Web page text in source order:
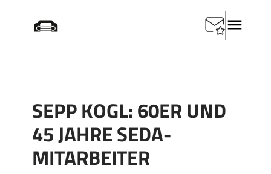
Startseite
Sepp Kogl: 60er und 45 Jahre
SEDA-Mitarbeiter
SEPP KOGL: 60ER UND
45 JAHRE SEDA-
MITARBEITER